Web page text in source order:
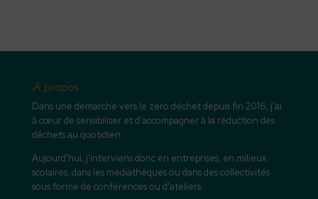
A propos
Dans une démarche vers le zéro déchet depuis fin 2016, j’ai
à cœur de sensibiliser et d’accompagner à la réduction des
déchets au quotidien.
Aujourd’hui, j’interviens donc en entreprises, en milieux
scolaires, dans les médiathèques ou dans des collectivités
sous forme de conférences ou d’ateliers.